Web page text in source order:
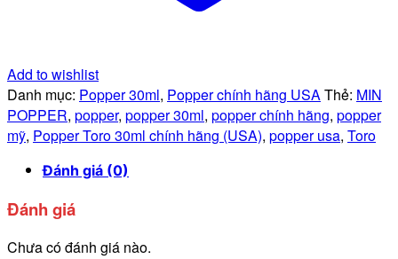
Add to wishlist
Danh mục: Popper 30ml, Popper chính hãng USAThẻ: MIN
POPPER, popper, popper 30ml, popper chính hãng, popper
mỹ, Popper Toro 30ml chính hãng (USA), popper usa, Toro
Đánh giá (0)
Đánh giá
Chưa có đánh giá nào.